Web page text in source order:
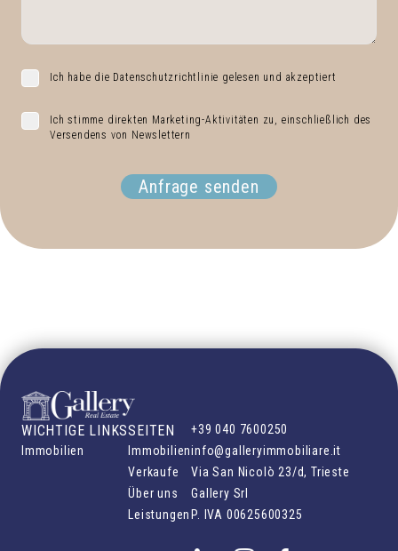
Ich habe die Datenschutzrichtlinie gelesen und akzeptiert
Ich stimme direkten Marketing-Aktivitäten zu, einschließlich des
Versendens von Newslettern
Anfrage senden
WICHTIGE LINKS
Immobilien
SEITEN
Immobilien
Verkaufe
Über uns
Leistungen
+39 040 7600250
info@galleryimmobiliare.it
Via San Nicolò 23/d, Trieste
Gallery Srl
P. IVA 00625600325